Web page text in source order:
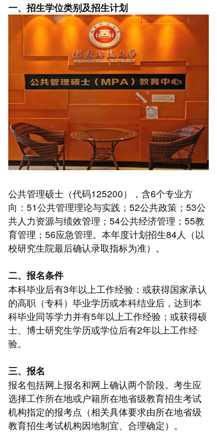
一、招生学位类别及招生计划
公共管理硕士（代码125200），含6个专业方
向：51公共管理理论与实践；52公共政策；53公
共人力资源与绩效管理；54公共经济管理；55教
育管理；56应急管理。本年度计划招生84人（以
校研究生院最后确认录取指标为准）。
二、报名条件
本科毕业后有3年以上工作经验；或获得国家承认
的高职（专科）毕业学历或本科结业后，达到本
科毕业同等学力并有5年以上工作经验；或获得硕
士、博士研究生学历或学位后有2年以上工作经
验。
三、报名
报名包括网上报名和网上确认两个阶段。考生应
选择工作所在地或户籍所在地省级教育招生考试
机构指定的报考点（相关具体要求由所在地省级
教育招生考试机构因地制宜、合理确定）。